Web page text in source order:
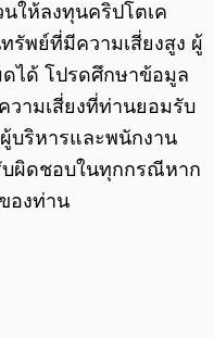
ให้ลงทุนคริปโตเค
รัพย์ที่มีความเสี่ยงสูง ผู้
ได้ โปรดศึกษาข้อมูล
ามเสี่ยงที่ท่านยอมรับ
บริหารและพนักงาน
ผิดชอบในทุกกรณีหาก
องท่าน